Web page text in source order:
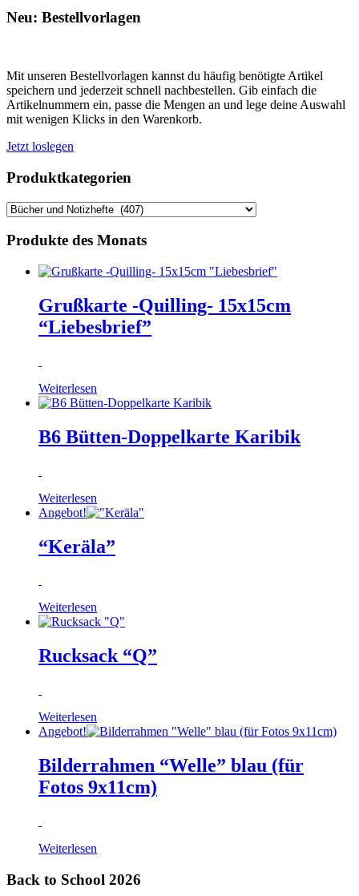
Neu: Bestellvorlagen
Mit unseren Bestellvorlagen kannst du häufig benötigte Artikel
speichern und jederzeit schnell nachbestellen. Gib einfach die
Artikelnummern ein, passe die Mengen an und lege deine Auswahl
mit wenigen Klicks in den Warenkorb.
Jetzt loslegen
Produktkategorien
Produkte des Monats
Grußkarte -Quilling- 15x15cm
“Liebesbrief”
Weiterlesen
B6 Bütten-Doppelkarte Karibik
Weiterlesen
Angebot!
“Keräla”
Weiterlesen
Rucksack “Q”
Weiterlesen
Angebot!
Bilderrahmen “Welle” blau (für
Fotos 9x11cm)
Weiterlesen
Back to School 2026